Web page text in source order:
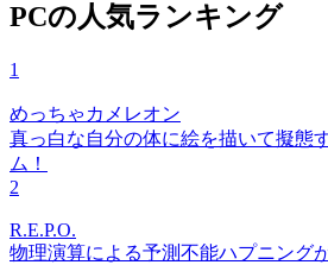
PCの人気ランキング
1
めっちゃカメレオン
真っ白な自分の体に絵を描いて擬態
ム！
2
R.E.P.O.
物理演算による予測不能ハプニング